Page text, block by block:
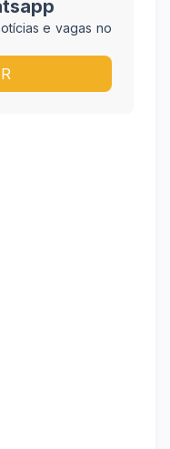
e vagas no